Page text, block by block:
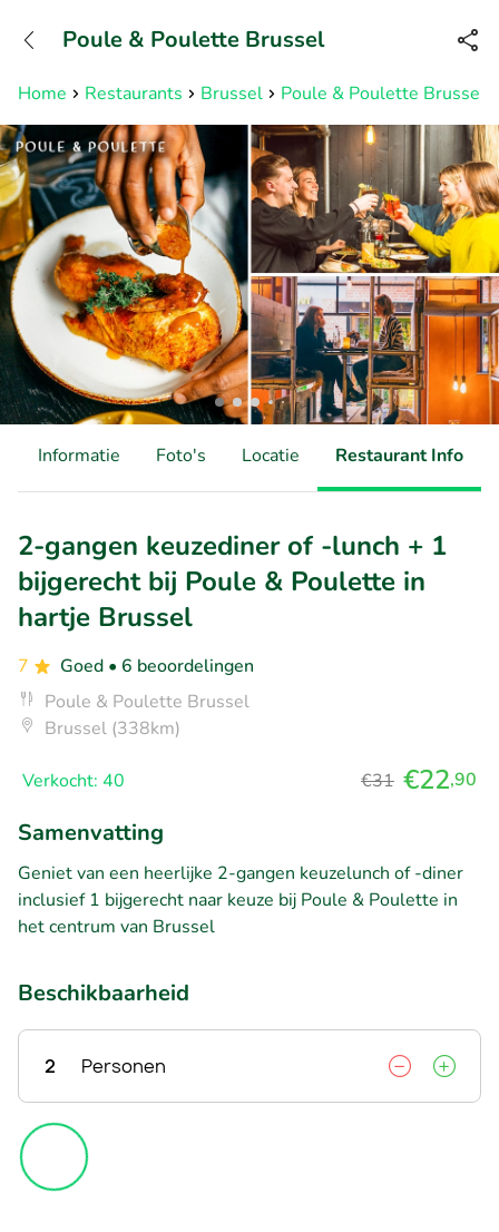
Bereikbaar tot 23:00 uur
Home Restaurants Brussel Poule & Poulette Brussel
Poule & Poulette Brussel
Informatie Foto's Locatie Restaurant Info
2-gangen keuzediner of -lunch + 1
bijgerecht bij Poule & Poulette in
hartje Brussel
7 Goed • 6 beoordelingen
Poule & Poulette Brussel
Brussel (338km)
Verkocht: 40 €31 €22,90
Samenvatting
Geniet van een heerlijke 2-gangen keuzelunch of -diner
inclusief 1 bijgerecht naar keuze bij Poule & Poulette in
het centrum van Brussel
Beschikbaarheid
2 Personen